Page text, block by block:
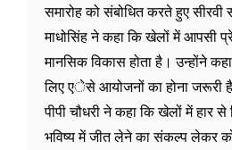
समारोह को संबोधित करते हुए सीरवी
माधोसिंह ने कहा कि खेलों में आपसी
मानसिक विकास होता है। उन्होंने
लिए एेसे आयोजनों का होना जरूरी
पीपी चौधरी ने कहा कि खेलों में हार से
भविष्य में जीत लेने का संकल्प लेकर